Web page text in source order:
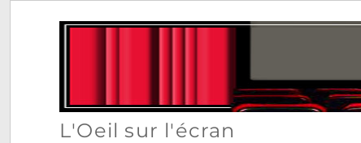
L'Oeil sur l'écran